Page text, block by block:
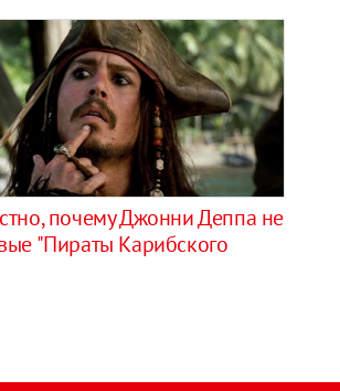
почему Джонни Деппа не
"Пираты Карибского